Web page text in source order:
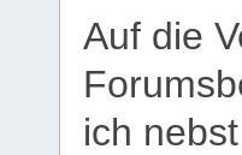
Auf die
ich